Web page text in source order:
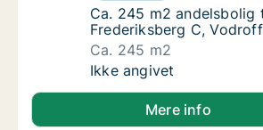
Ca. 245 m2 andelsbolig
Ca. 245 m2 andelsbolig
Frederiksberg C,
Ca. 245 m2
Ca. 245 m2
Ikke angivet
Mere info